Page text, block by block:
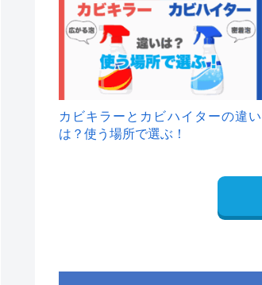
カビキラーとカビハイターの違い
は？使う場所で選ぶ！